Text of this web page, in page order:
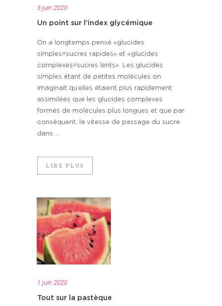
3 juin 2020
Un point sur l’index glycémique
On a longtemps pensé «glucides
simples=sucres rapides» et «glucides
complexes=sucres lents». Les glucides
simples étant de petites molécules on
imaginait qu’elles étaient plus rapidement
assimilées que les glucides complexes
formés de molécules plus longues et que par
conséquent, la vitesse de passage du sucre
dans ...
LIRE PLUS
1 juin 2020
Tout sur la pastèque